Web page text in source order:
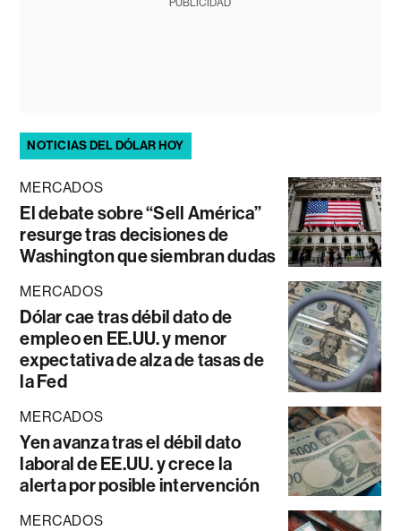
PUBLICIDAD
NOTICIAS DEL DÓLAR HOY
MERCADOS
El debate sobre “Sell América”
resurge tras decisiones de
Washington que siembran dudas
MERCADOS
Dólar cae tras débil dato de
empleo en EE.UU. y menor
expectativa de alza de tasas de
la Fed
MERCADOS
Yen avanza tras el débil dato
laboral de EE.UU. y crece la
alerta por posible intervención
MERCADOS